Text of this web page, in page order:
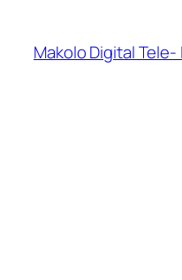
Makolo Digital Tele-